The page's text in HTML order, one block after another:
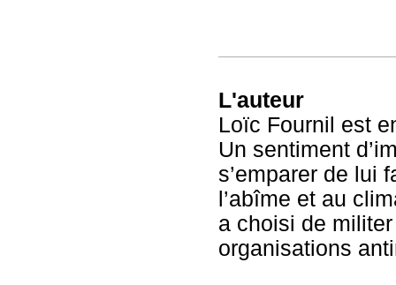
L'auteur
Loïc Fournil est
Un sentiment
s’emparer de lui
l’abîme et au
a choisi de
organisations